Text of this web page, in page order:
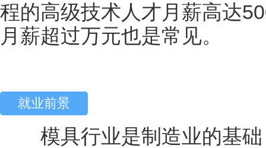
程的高级技术人才月薪高达
月薪超过万元也是常见。
就业前景
模具行业是制造业的基础